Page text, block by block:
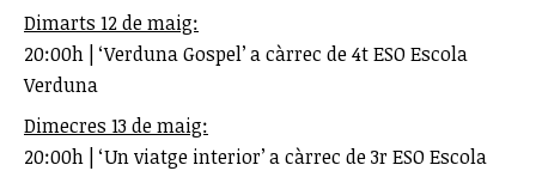
Dimarts 12 de maig:
20:00h | ‘Verduna Gospel’ a càrrec de 4t ESO Escola
Verduna
Dimecres 13 de maig:
20:00h | ‘Un viatge interior’ a càrrec de 3r ESO Escola